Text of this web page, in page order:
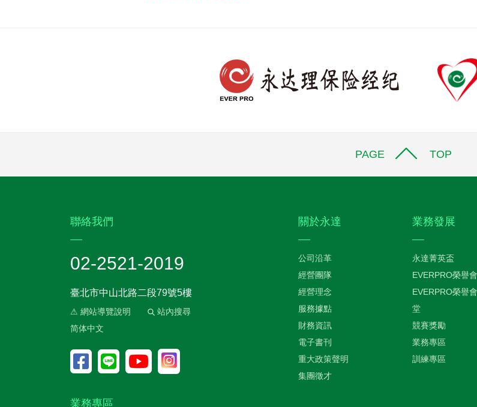
PAGE TOP
聯絡我們
02-2521-2019
臺北市中山北路二段79號5樓
⚠ 網站導覽說明
站內搜尋
简体中文
業務專區
關於永達
公司沿革
經營團隊
經營理念
服務據點
財務資訊
電子書刊
重大政策聲明
集團徵才
業務發展
永達菁英盃
EVERPRO榮譽會
EVERPRO榮譽
堂
競賽獎勵
業務專區
訓練專區